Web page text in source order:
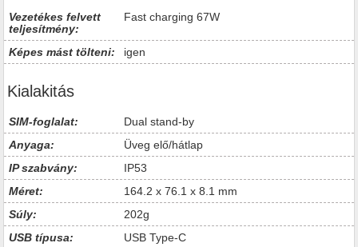
Vezetékes felvett
teljesítmény:
Fast charging 67W
Képes mást tölteni: igen
Kialakitás
SIM-foglalat:
Dual stand-by
Anyaga:
Üveg elő/hátlap
IP szabvány:
IP53
Méret:
164.2 x 76.1 x 8.1 mm
Súly:
202g
USB típusa:
USB Type-C